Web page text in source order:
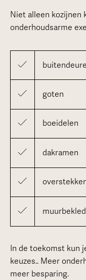
Niet alleen kozijnen
onderhoudsarme
goten
boeidelen
dakramen
In de toekomst kun
keuzes.. Meer
meer besparing.